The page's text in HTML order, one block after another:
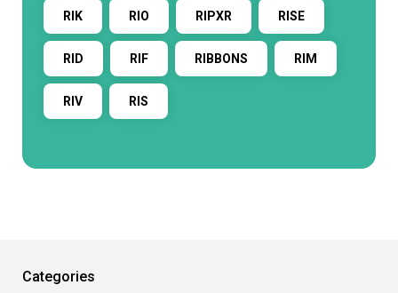
RIK RIO RIPXR RISE
RID RIF RIBBONS RIM
RIV RIS
Categories